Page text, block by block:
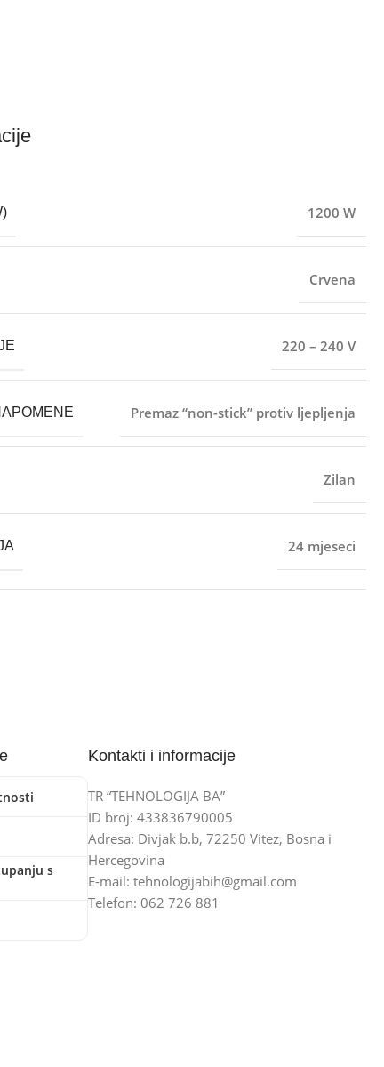
1200 W
Crvena
220 – 240 V
Premaz “non-stick” protiv ljepljenja
Zilan
24 mjeseci
s
Kontakti i informacije
TR “TEHNOLOGIJA BA”
ID broj: 433836790005
Adresa: Divjak b.b, 72250 Vitez, Bosna i
Hercegovina
E-mail: tehnologijabih@gmail.com
Telefon: 062 726 881